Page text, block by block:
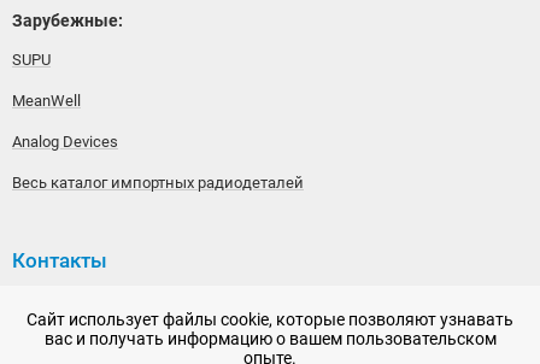
Зарубежные:
SUPU
MeanWell
Analog Devices
Весь каталог импортных радиодеталей
Контакты
192148, г. Санкт-Петербург, Железнодорожный проспект,
дом 36
Сайт использует файлы cookie, которые позволяют узнавать
вас и получать информацию о вашем пользовательском
опыте.